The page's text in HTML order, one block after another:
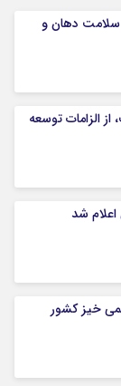
دهان و
الزامات توسعه
شد
خیز کشور